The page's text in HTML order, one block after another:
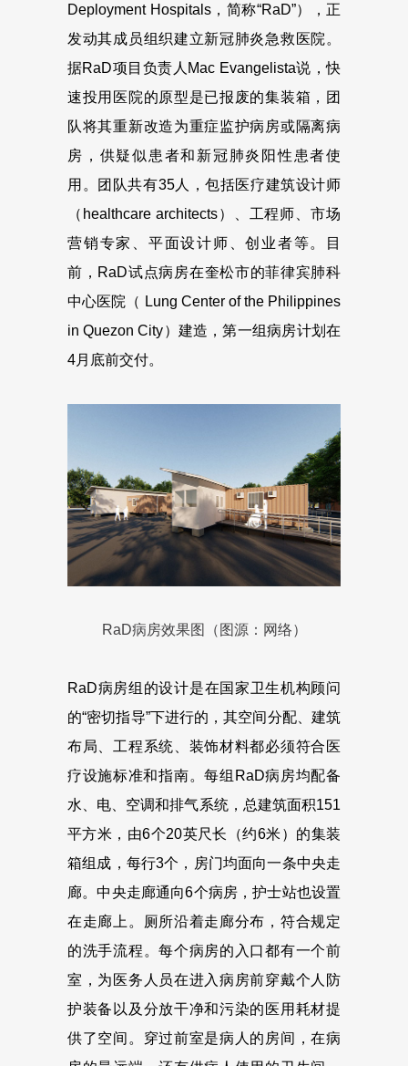
Deployment Hospitals，简称“RaD”），正
发动其成员组织建立新冠肺炎急救医院。
据RaD项目负责人Mac Evangelista说，快
速投用医院的原型是已报废的集装箱，团
队将其重新改造为重症监护病房或隔离病
房，供疑似患者和新冠肺炎阳性患者使
用。团队共有35人，包括医疗建筑设计师
（healthcare architects）、工程师、市场
营销专家、平面设计师、创业者等。目
前，RaD试点病房在奎松市的菲律宾肺科
中心医院（ Lung Center of the Philippines
in Quezon City）建造，第一组病房计划在
4月底前交付。
RaD病房效果图（图源：网络）
RaD病房组的设计是在国家卫生机构顾问
的“密切指导”下进行的，其空间分配、建筑
布局、工程系统、装饰材料都必须符合医
疗设施标准和指南。每组RaD病房均配备
水、电、空调和排气系统，总建筑面积151
平方米，由6个20英尺长（约6米）的集装
箱组成，每行3个，房门均面向一条中央走
廊。中央走廊通向6个病房，护士站也设置
在走廊上。厕所沿着走廊分布，符合规定
的洗手流程。每个病房的入口都有一个前
室，为医务人员在进入病房前穿戴个人防
护装备以及分放干净和污染的医用耗材提
供了空间。穿过前室是病人的房间，在病